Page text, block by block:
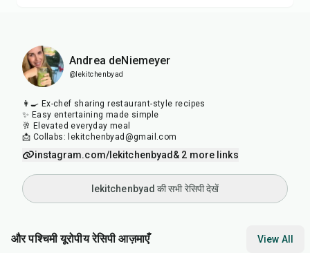
Andrea deNiemeyer
@lekitchenbyad
👩‍🍳 Ex-chef sharing restaurant-style recipes
✨ Easy entertaining made simple
🥂 Elevated everyday meal
📩 Collabs: lekitchenbyad@gmail.com
instagram.com/lekitchenbyad & 2 more links
lekitchenbyad की सभी रेसिपी देखें
और पश्चिमी यूरोपीय रेसिपी आज़माएँ View All
1